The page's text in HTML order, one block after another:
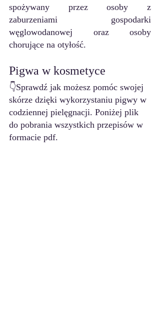
spożywany przez osoby z
zaburzeniami gospodarki
węglowodanowej oraz osoby
chorujące na otyłość.
Pigwa w kosmetyce
👇Sprawdź jak możesz pomóc swojej
skórze dzięki wykorzystaniu pigwy w
codziennej pielęgnacji. Poniżej plik
do pobrania wszystkich przepisów w
formacie pdf.